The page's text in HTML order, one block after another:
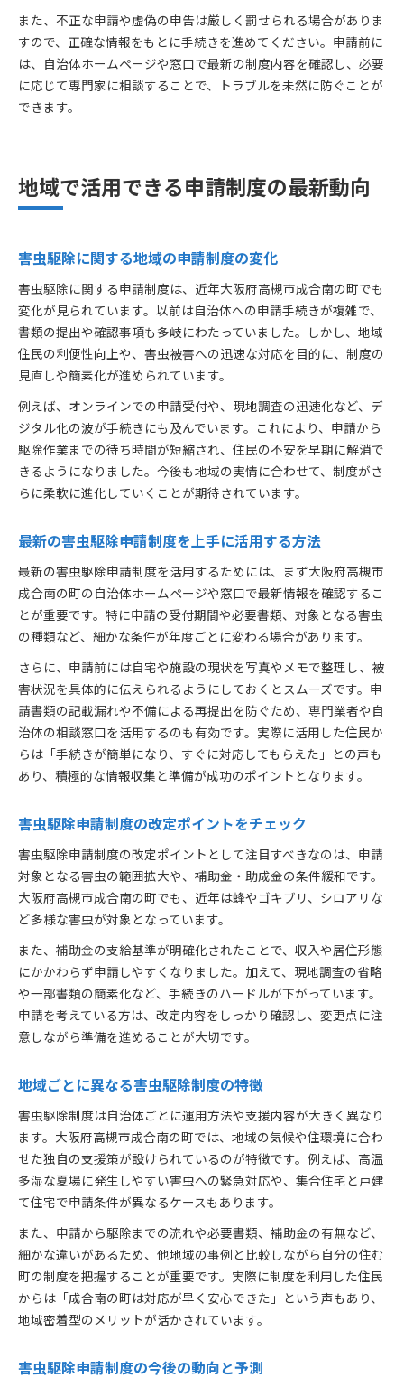
また、不正な申請や虚偽の申告は厳しく罰せられる場合がありま
すので、正確な情報をもとに手続きを進めてください。申請前に
は、自治体ホームページや窓口で最新の制度内容を確認し、必要
に応じて専門家に相談することで、トラブルを未然に防ぐことが
できます。
地域で活用できる申請制度の最新動向
害虫駆除に関する地域の申請制度の変化
害虫駆除に関する申請制度は、近年大阪府高槻市成合南の町でも
変化が見られています。以前は自治体への申請手続きが複雑で、
書類の提出や確認事項も多岐にわたっていました。しかし、地域
住民の利便性向上や、害虫被害への迅速な対応を目的に、制度の
見直しや簡素化が進められています。
例えば、オンラインでの申請受付や、現地調査の迅速化など、デ
ジタル化の波が手続きにも及んでいます。これにより、申請から
駆除作業までの待ち時間が短縮され、住民の不安を早期に解消で
きるようになりました。今後も地域の実情に合わせて、制度がさ
らに柔軟に進化していくことが期待されています。
最新の害虫駆除申請制度を上手に活用する方法
最新の害虫駆除申請制度を活用するためには、まず大阪府高槻市
成合南の町の自治体ホームページや窓口で最新情報を確認するこ
とが重要です。特に申請の受付期間や必要書類、対象となる害虫
の種類など、細かな条件が年度ごとに変わる場合があります。
さらに、申請前には自宅や施設の現状を写真やメモで整理し、被
害状況を具体的に伝えられるようにしておくとスムーズです。申
請書類の記載漏れや不備による再提出を防ぐため、専門業者や自
治体の相談窓口を活用するのも有効です。実際に活用した住民か
らは「手続きが簡単になり、すぐに対応してもらえた」との声も
あり、積極的な情報収集と準備が成功のポイントとなります。
害虫駆除申請制度の改定ポイントをチェック
害虫駆除申請制度の改定ポイントとして注目すべきなのは、申請
対象となる害虫の範囲拡大や、補助金・助成金の条件緩和です。
大阪府高槻市成合南の町でも、近年は蜂やゴキブリ、シロアリな
ど多様な害虫が対象となっています。
また、補助金の支給基準が明確化されたことで、収入や居住形態
にかかわらず申請しやすくなりました。加えて、現地調査の省略
や一部書類の簡素化など、手続きのハードルが下がっています。
申請を考えている方は、改定内容をしっかり確認し、変更点に注
意しながら準備を進めることが大切です。
地域ごとに異なる害虫駆除制度の特徴
害虫駆除制度は自治体ごとに運用方法や支援内容が大きく異なり
ます。大阪府高槻市成合南の町では、地域の気候や住環境に合わ
せた独自の支援策が設けられているのが特徴です。例えば、高温
多湿な夏場に発生しやすい害虫への緊急対応や、集合住宅と戸建
て住宅で申請条件が異なるケースもあります。
また、申請から駆除までの流れや必要書類、補助金の有無など、
細かな違いがあるため、他地域の事例と比較しながら自分の住む
町の制度を把握することが重要です。実際に制度を利用した住民
からは「成合南の町は対応が早く安心できた」という声もあり、
地域密着型のメリットが活かされています。
害虫駆除申請制度の今後の動向と予測